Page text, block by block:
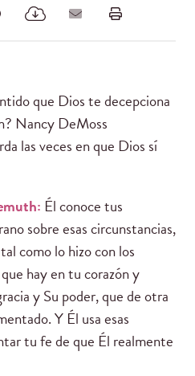
que Dios te decepciona
Nancy DeMoss
las veces en que Dios sí
Él conoce tus
sobre esas circunstancias,
como lo hizo con los
hay en tu corazón y
y Su poder, que de otra
Y Él usa esas
tu fe de que Él realmente